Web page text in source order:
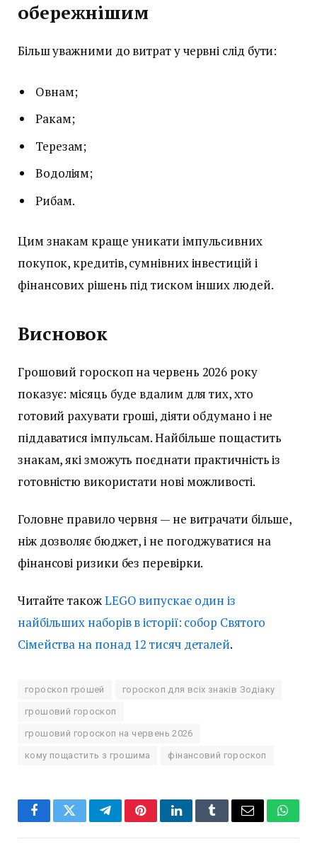
обережнішим
Більш уважними до витрат у червні слід бути:
Овнам;
Ракам;
Терезам;
Водоліям;
Рибам.
Цим знакам краще уникати імпульсивних
покупок, кредитів, сумнівних інвестицій і
фінансових рішень під тиском інших людей.
Висновок
Грошовий гороскоп на червень 2026 року
показує: місяць буде вдалим для тих, хто
готовий рахувати гроші, діяти обдумано і не
піддаватися імпульсам. Найбільше пощастить
знакам, які зможуть поєднати практичність із
готовністю використати нові можливості.
Головне правило червня — не витрачати більше,
ніж дозволяє бюджет, і не погоджуватися на
фінансові ризики без перевірки.
Читайте такожLEGO випускає один із
найбільших наборів в історії: собор Святого
Сімейства на понад 12 тисяч деталей.
гороскоп грошей гороскоп для всіх знаків Зодіаку
грошовий гороскоп
грошовий гороскоп на червень 2026
кому пощастить з грошима фінансовий гороскоп
FacebookTwitterTelegramPinterestLinkedInTumblrEmail